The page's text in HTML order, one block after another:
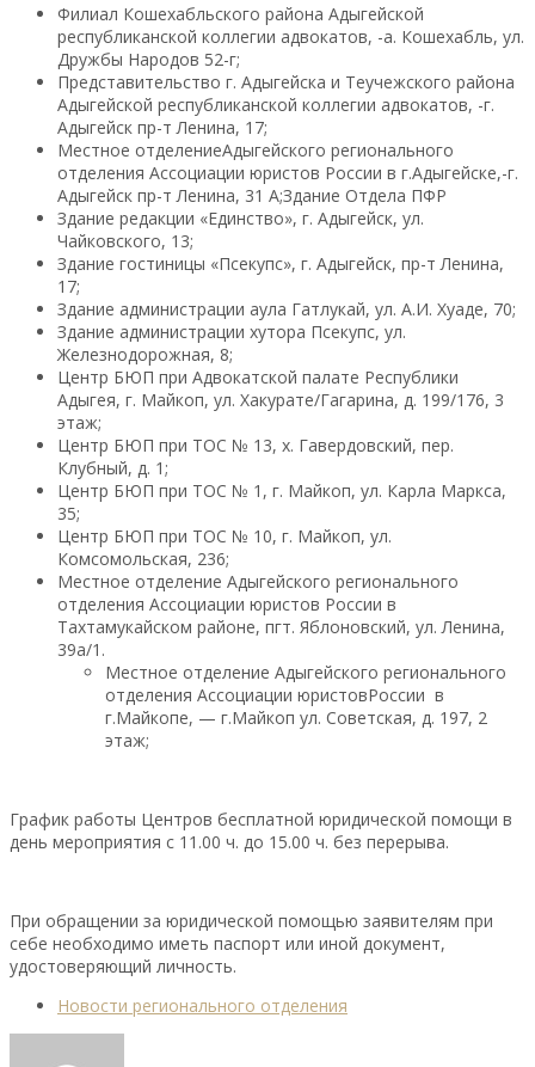
Филиал Кошехабльского района Адыгейской
республиканской коллегии адвокатов, -а. Кошехабль, ул.
Дружбы Народов 52-г;
Представительство г. Адыгейска и Теучежского района
Адыгейской республиканской коллегии адвокатов, -г.
Адыгейск пр-т Ленина, 17;
Местное отделениеАдыгейского регионального
отделения Ассоциации юристов России в г.Адыгейске,-г.
Адыгейск пр-т Ленина, 31 А;Здание Отдела ПФР
Здание редакции «Единство», г. Адыгейск, ул.
Чайковского, 13;
Здание гостиницы «Псекупс», г. Адыгейск, пр-т Ленина,
17;
Здание администрации аула Гатлукай, ул. А.И. Хуаде, 70;
Здание администрации хутора Псекупс, ул.
Железнодорожная, 8;
Центр БЮП при Адвокатской палате Республики
Адыгея, г. Майкоп, ул. Хакурате/Гагарина, д. 199/176, 3
этаж;
Центр БЮП при ТОС № 13, х. Гавердовский, пер.
Клубный, д. 1;
Центр БЮП при ТОС № 1, г. Майкоп, ул. Карла Маркса,
35;
Центр БЮП при ТОС № 10, г. Майкоп, ул.
Комсомольская, 236;
Местное отделение Адыгейского регионального
отделения Ассоциации юристов России в
Тахтамукайском районе, пгт. Яблоновский, ул. Ленина,
39а/1.
Местное отделение Адыгейского регионального
отделения Ассоциации юристовРоссии в
г.Майкопе, — г.Майкоп ул. Советская, д. 197, 2
этаж;
График работы Центров бесплатной юридической помощи в
день мероприятия с 11.00 ч. до 15.00 ч. без перерыва.
При обращении за юридической помощью заявителям при
себе необходимо иметь паспорт или иной документ,
удостоверяющий личность.
Новости регионального отделения